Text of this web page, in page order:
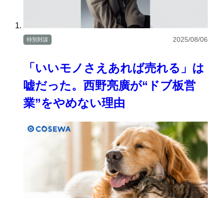
「いいモノさえあれば売れる」は
嘘だった。西野亮廣が“ドブ板営
業”をやめない理由
特別対談 2025/08/06